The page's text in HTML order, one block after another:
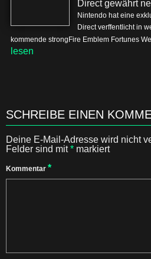
Direct gewährt
Nintendo hat eine
Direct verffentlicht in
kommende strongFire Emblem Fortunes
lesen
SCHREIBE EINEN
Deine E-Mail-Adresse wird nicht
Felder sind mit* markiert
Kommentar *